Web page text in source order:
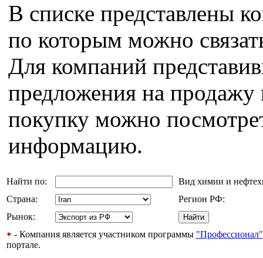
В списке представлены
по которым можно
Для компаний
предложения на продажу
покупку можно
информацию.
Найти по:
Вид химии и
Страна:
Регион РФ:
Рынок:
- Компания является участником программы "Профессионал"
портале.